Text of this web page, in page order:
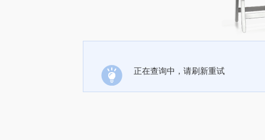
正在查询中，请刷新重试